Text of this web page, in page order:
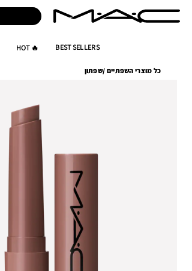
BEST SELLERS
🔥 HOT
כל מוצרי השפתיים /שפתון